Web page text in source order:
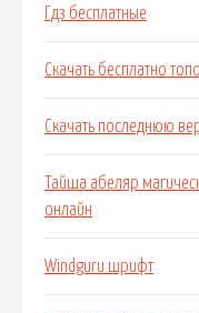
Гдз бесплатные
Скачать бесплатно
Скачать последнюю
Тайша абеляр
онлайн
Windguru шрифт